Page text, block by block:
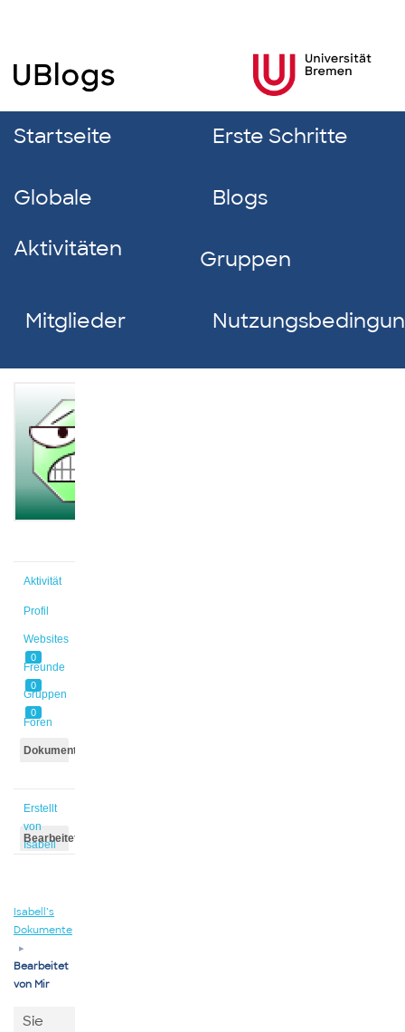
Startseite Erste Schritte
Globale
Aktivitäten
Blogs
Gruppen
Mitglieder
Aktivität
Profil
Websites
0
Freunde
0
Gruppen
0
Foren
Dokumente
Erstellt
von
Isabell
Bearbeitet
Isabell’s
Dokumente
▸
Bearbeitet
von Mir
Sie